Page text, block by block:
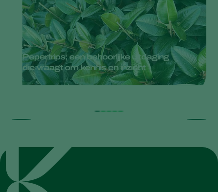
Pepertrips; een behoorlijke uitdaging
die vraagt om kennis en inzicht